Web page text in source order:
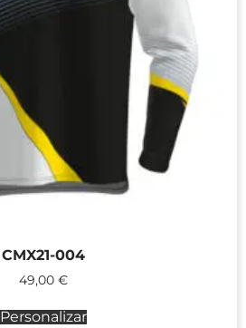
CMX21-004
49,00 €
Personalizar